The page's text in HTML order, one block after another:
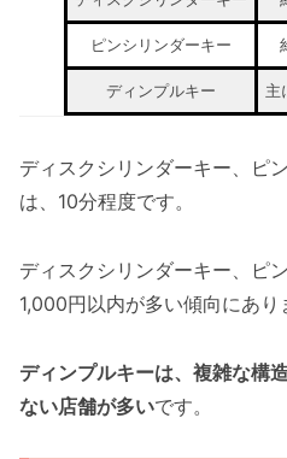
ピンシリンダーキー
ディンプルキー 主
ディスクシリンダーキー、ピ
は、10分程度です。
ディスクシリンダーキー、ピ
1,000円以内が多い傾向にあり
ディンプルキーは、複雑な構
ない店舗が多いです。